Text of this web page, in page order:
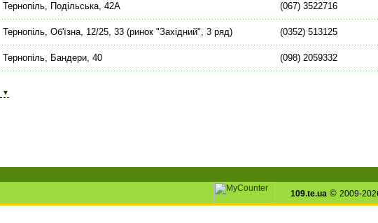
Тернопіль, Подільська, 42А (067) 3522716
Тернопіль, Об'їзна, 12/25, 33 (ринок "Західний", 3 ряд) (0352) 513125
Тернопіль, Бандери, 40 (098) 2059332
▼
109.te.ua © 2009-